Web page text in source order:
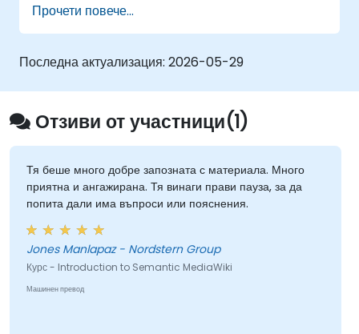
потоци с интеграция на Семантичния уеб.
Обучава на основни техники за свързване на
данни, изграждане на системи за съдържание,
управлявани от метаданни, и създаване на
интелигентни платформи за сътрудничество,
които позволяват на екипите да автоматизират
каталогизирането, да откриват скрити връзки и
да трансформират начина, по който
организациите откриват, управляват и споделят
знания в голям мащаб и в различни области.
Прочети повече...
Последна актуализация: 2026-05-29
Отзиви от участници(1)
Тя беше много добре запозната с материала. Много
приятна и ангажирана. Тя винаги прави пауза, за да
попита дали има въпроси или пояснения.
Jones Manlapaz - Nordstern Group
Курс - Introduction to Semantic MediaWiki
Машинен превод